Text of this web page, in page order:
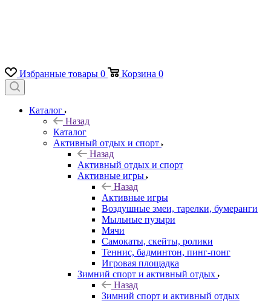
Избранные товары 0 Корзина 0
Каталог
Назад
Каталог
Активный отдых и спорт
Назад
Активный отдых и спорт
Активные игры
Назад
Активные игры
Воздушные змеи, тарелки, бумеранги
Мыльные пузыри
Мячи
Самокаты, скейты, ролики
Теннис, бадминтон, пинг-понг
Игровая площадка
Зимний спорт и активный отдых
Назад
Зимний спорт и активный отдых